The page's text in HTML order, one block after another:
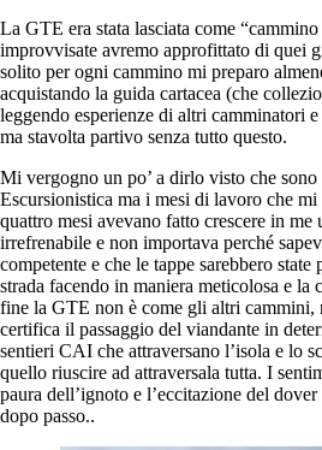
La GTE era stata lasciata come
improvvisate avremo approfittato di quei
solito per ogni cammino mi preparo
acquistando la guida cartacea (che
leggendo esperienze di altri camminatori
ma stavolta partivo senza tutto questo.
Mi vergogno un po’ a dirlo visto che
Escursionistica ma i mesi di lavoro che
quattro mesi avevano fatto crescere in
irrefrenabile e non importava perché
competente e che le tappe sarebbero
strada facendo in maniera meticolosa e la
fine la GTE non è come gli altri cammini,
certifica il passaggio del viandante in
sentieri CAI che attraversano l’isola e lo
quello riuscire ad attraversala tutta. I
paura dell’ignoto e l’eccitazione del
dopo passo..